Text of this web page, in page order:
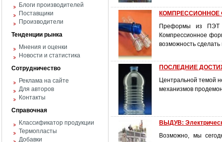
Блоги производителей
Поставщики
Производители
Тенденции рынка
Мнения и оценки
Новости и статистика
Сотрудничество
Реклама на сайте
Для авторов
Контакты
Справочная
Классификатор продукции
Термопласты
Добавки
КОМПРЕССИОННОЕ
Преформы из ПЭТ
Компрессионное
возможность
ПОСЛЕДНИЕ
Центральной темой
механизмов
ВЫДУВ:
Возможно, мы